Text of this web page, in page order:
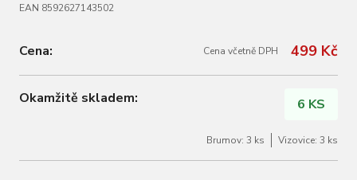
EAN 8592627143502
Cena: Cena včetně DPH 499 Kč
Okamžitě skladem: 6 KS
Brumov: 3 ks Vizovice: 3 ks